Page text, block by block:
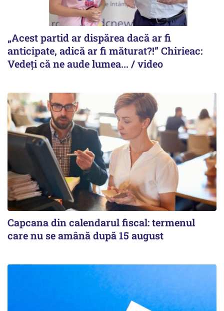
„Acest partid ar dispărea dacă ar fi
anticipate, adică ar fi măturat?!” Chirieac:
Vedeți că ne aude lumea... / video
Capcana din calendarul fiscal: termenul
care nu se amână după 15 august